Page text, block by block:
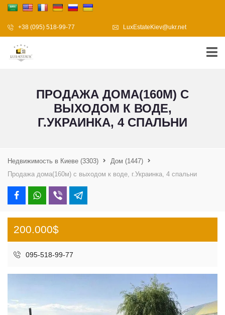
+38 (095) 518-99-77 LuxEstateKiev@ukr.net
ПРОДАЖА ДОМА(160М) С
ВЫХОДОМ К ВОДЕ,
Г.УКРАИНКА, 4 СПАЛЬНИ
Недвижимость в Киеве (3303) Дом (1447)
Продажа дома(160м) с выходом к воде, г.Украинка, 4 спальни
200.000$
095-518-99-77